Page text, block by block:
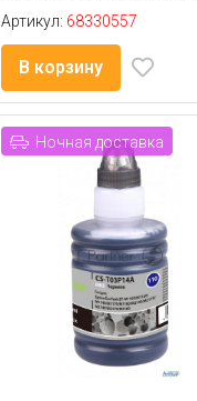
Артикул: 68330557
В корзину
Ночная доставка